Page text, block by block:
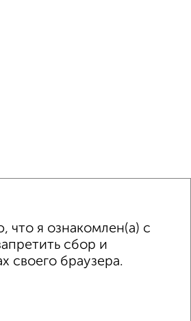
объявлений недвижимости
что я ознакомлен(а) с
сбор и
своего браузера.